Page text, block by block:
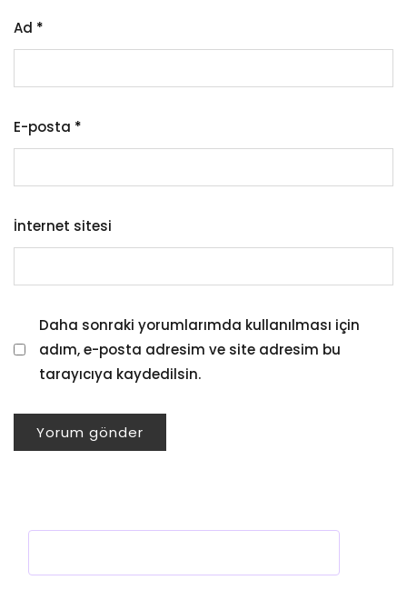
Ad *
E-posta *
İnternet sitesi
Daha sonraki yorumlarımda kullanılması için
adım, e-posta adresim ve site adresim bu
tarayıcıya kaydedilsin.